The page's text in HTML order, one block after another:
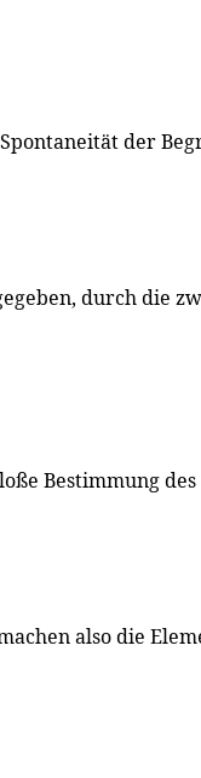
der
durch die
Bestimmung
also die